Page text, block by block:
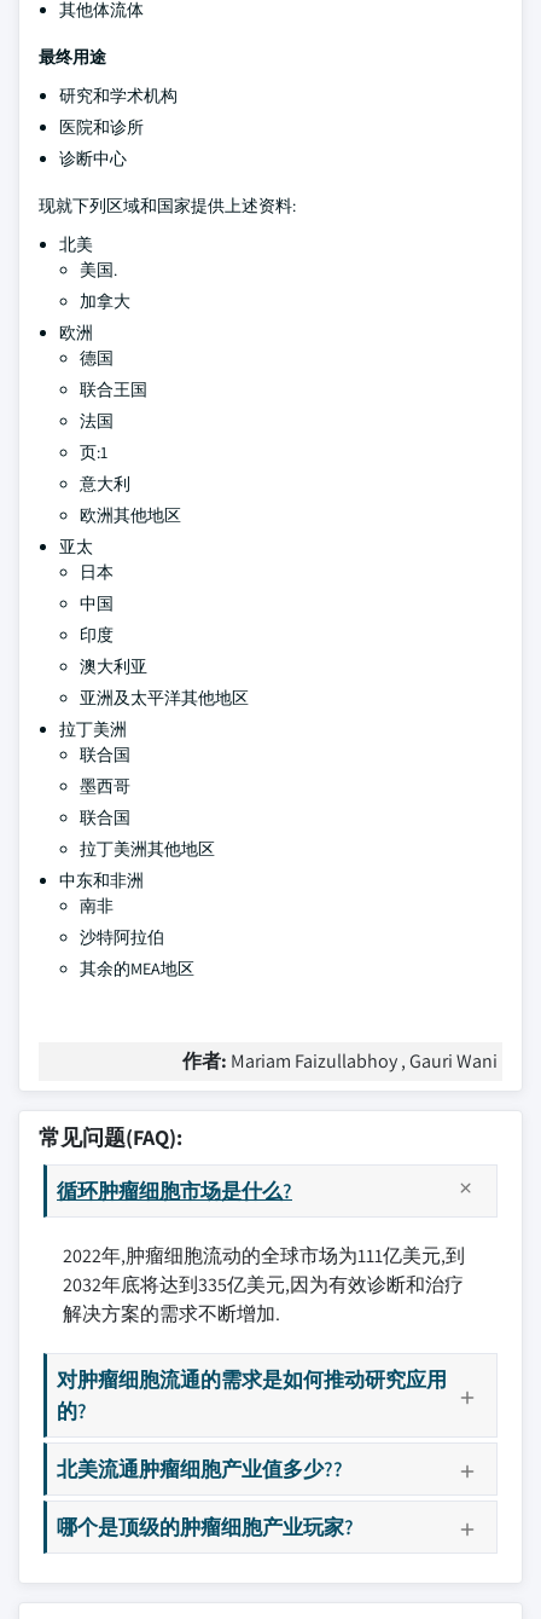
其他体流体
最终用途
研究和学术机构
医院和诊所
诊断中心
现就下列区域和国家提供上述资料:
北美
美国.
加拿大
欧洲
德国
联合王国
法国
页:1
意大利
欧洲其他地区
亚太
日本
中国
印度
澳大利亚
亚洲及太平洋其他地区
拉丁美洲
联合国
墨西哥
联合国
拉丁美洲其他地区
中东和非洲
南非
沙特阿拉伯
其余的MEA地区
作者: Mariam Faizullabhoy , Gauri Wani
常见问题(FAQ):
循环肿瘤细胞市场是什么?
2022年,肿瘤细胞流动的全球市场为111亿美元,到
2032年底将达到335亿美元,因为有效诊断和治疗
解决方案的需求不断增加.
对肿瘤细胞流通的需求是如何推动研究应用
的?
北美流通肿瘤细胞产业值多少??
哪个是顶级的肿瘤细胞产业玩家?